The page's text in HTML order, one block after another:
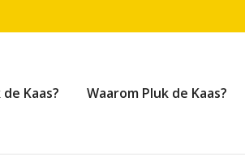
Kaas? Waarom Pluk de Kaas?